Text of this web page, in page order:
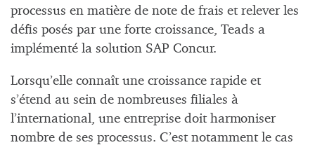
processus en matière de note de frais et relever les
défis posés par une forte croissance, Teads a
implémenté la solution SAP Concur.
Lorsqu’elle connaît une croissance rapide et
s’étend au sein de nombreuses filiales à
l’international, une entreprise doit harmoniser
nombre de ses processus. C’est notamment le cas